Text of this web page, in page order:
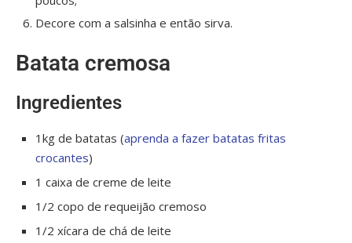
Decore com a salsinha e então sirva.
Batata cremosa
Ingredientes
1kg de batatas (aprenda a fazer batatas fritas
crocantes)
1 caixa de creme de leite
1/2 copo de requeijão cremoso
1/2 xícara de chá de leite